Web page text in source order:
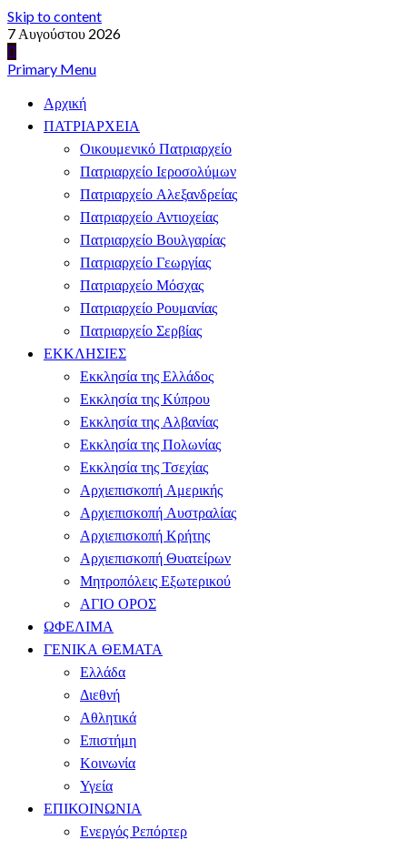
Skip to content
7 Αυγούστου 2026
Primary Menu
Αρχική
ΠΑΤΡΙΑΡΧΕΙΑ
Οικουμενικό Πατριαρχείο
Πατριαρχείο Ιεροσολύμων
Πατριαρχείο Αλεξανδρείας
Πατριαρχείο Αντιοχείας
Πατριαρχείο Βουλγαρίας
Πατριαρχείο Γεωργίας
Πατριαρχείο Μόσχας
Πατριαρχείο Ρουμανίας
Πατριαρχείο Σερβίας
ΕΚΚΛΗΣΙΕΣ
Εκκλησία της Ελλάδος
Εκκλησία της Κύπρου
Εκκλησία της Αλβανίας
Εκκλησία της Πολωνίας
Εκκλησία της Τσεχίας
Αρχιεπισκοπή Αμερικής
Αρχιεπισκοπή Αυστραλίας
Αρχιεπισκοπή Κρήτης
Αρχιεπισκοπή Θυατείρων
Μητροπόλεις Εξωτερικού
ΑΓΙΟ ΟΡΟΣ
ΩΦΕΛΙΜΑ
ΓΕΝΙΚΑ ΘΕΜΑΤΑ
Ελλάδα
Διεθνή
Αθλητικά
Επιστήμη
Κοινωνία
Υγεία
ΕΠΙΚΟΙΝΩΝΙΑ
Ενεργός Ρεπόρτερ